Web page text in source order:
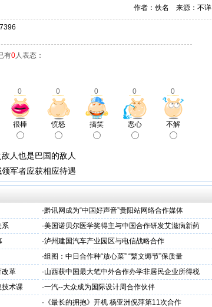
作者：佚名 来源：不详
有0人表态：
0 0 0 0 0
很棒 愤怒 搞笑 恶心 不解
人也是巴国的敌人
军者应获相应待遇
·黔讯网成为“中国好声音”贵阳站网络合作媒体
系 ·美国诺贝尔医学奖得主与中国合作研发艾滋病新药
·泸州建国汽车产业园区与电信战略合作
·组图：中日合作种“放心菜” “繁文缛节”保质量
改革 ·山西获中国最大笔中外合作办学非居民企业所得税
技术课 ·一汽--大众成为国际设计周合作伙伴
· 《最长的拥抱》开机 杨亚洲倪萍第11次合作